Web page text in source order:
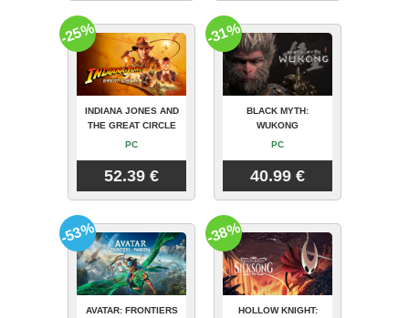
INDIANA JONES AND
THE GREAT CIRCLE
PC
52.39 €
-25%
BLACK MYTH:
WUKONG
PC
40.99 €
-31%
AVATAR: FRONTIERS
-53%
HOLLOW KNIGHT:
-38%